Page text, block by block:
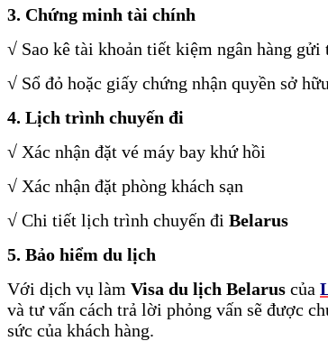
3. Chứng minh tài chính
√ Sao kê tài khoản tiết kiệm ngân hàng gửi
√ Sổ đỏ hoặc giấy chứng nhận quyền sở
4. Lịch trình chuyến đi
√ Xác nhận đặt vé máy bay khứ hồi
√ Xác nhận đặt phòng khách sạn
√ Chi tiết lịch trình chuyến đi Belarus
5. Bảo hiểm du lịch
Với dịch vụ làm Visa du lịch Belarus của
và tư vấn cách trả lời phỏng vấn sẽ được
sức của khách hàng.